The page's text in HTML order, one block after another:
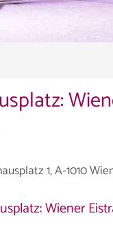
1, A-1010
Wiener